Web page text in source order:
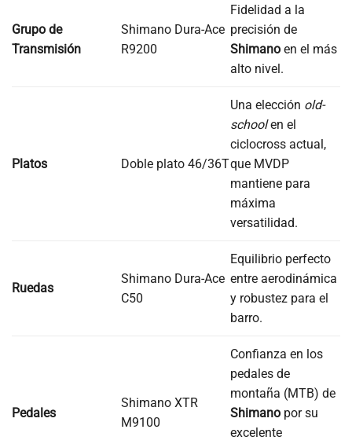
Grupo de
Transmisión
Shimano Dura-Ace
R9200
Fidelidad a la
precisión de
Shimano en el más
alto nivel.
Platos Doble plato 46/36T
Una elección old-
schoolen el
ciclocross actual,
que MVDP
mantiene para
máxima
versatilidad.
Ruedas
Shimano Dura-Ace
C50
Equilibrio perfecto
entre aerodinámica
y robustez para el
barro.
Pedales
Shimano XTR
M9100
Confianza en los
pedales de
montaña (MTB) de
Shimano por su
excelente